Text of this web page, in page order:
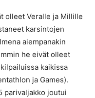
olleet Veralle ja Millille
karsintojen
aiempanakin
he eivät olleet
kaikissa
ja Games).
parivaljakko joutui